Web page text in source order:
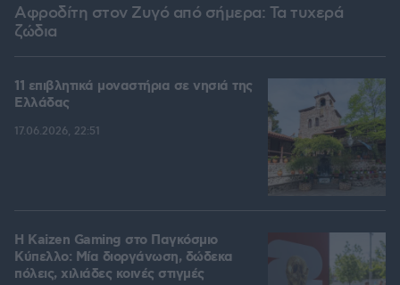
Αφροδίτη στον Ζυγό από σήμερα: Τα τυχερά
ζώδια
11 επιβλητικά μοναστήρια σε νησιά της
Ελλάδας
17.06.2026, 22:51
H Kaizen Gaming στο Παγκόσμιο
Kύπελλο: Μία διοργάνωση, δώδεκα
πόλεις, χιλιάδες κοινές στιγμές